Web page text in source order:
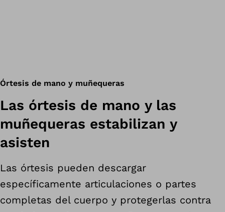
Órtesis de mano y muñequeras
Las órtesis de mano y las
muñequeras estabilizan y
asisten
Las órtesis pueden descargar
específicamente articulaciones o partes
completas del cuerpo y protegerlas contra